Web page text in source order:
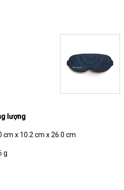
lượng
cm x 10.2 cm x 26.0 cm
g